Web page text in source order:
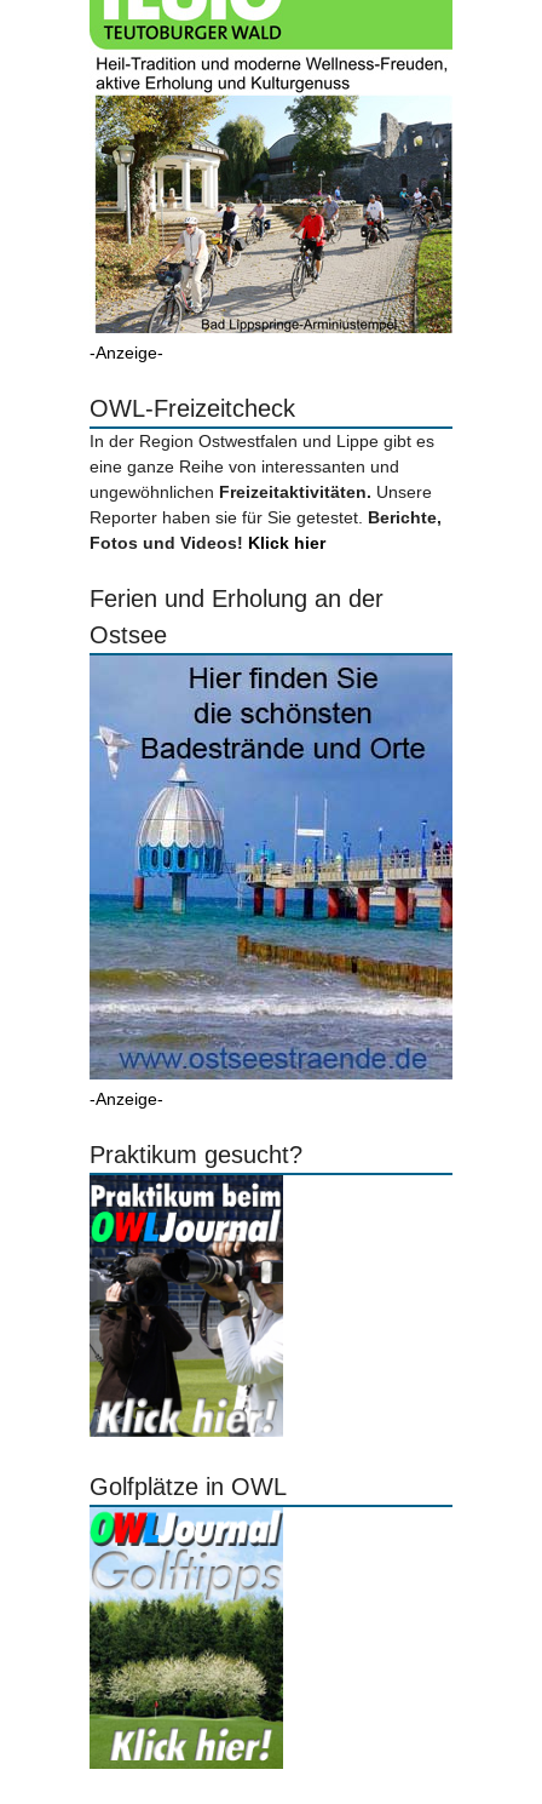
-Anzeige-
OWL-Freizeitcheck
In der Region Ostwestfalen und Lippe gibt es
eine ganze Reihe von interessanten und
ungewöhnlichen Freizeitaktivitäten. Unsere
Reporter haben sie für Sie getestet. Berichte,
Fotos und Videos! Klick hier
Ferien und Erholung an der
Ostsee
-Anzeige-
Praktikum gesucht?
Golfplätze in OWL